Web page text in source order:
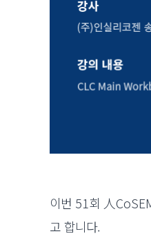
이번 51회 人
고 합니다.